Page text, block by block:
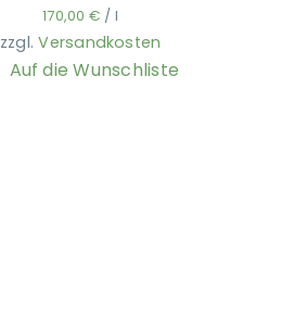
170,00 € / l
zzgl.Versandkosten
Auf die Wunschliste